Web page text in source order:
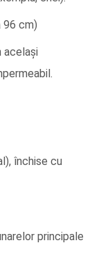
96 cm)
același
închise cu
principale